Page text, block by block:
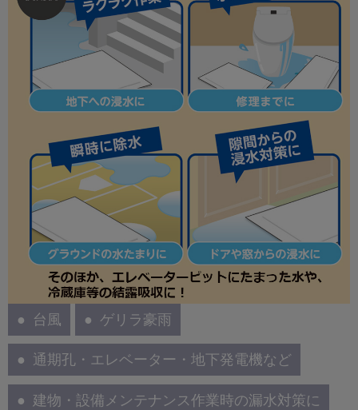
台風 ゲリラ豪雨
通期孔・エレベーター・地下発電機など
建物・設備メンテナンス作業時の漏水対策に